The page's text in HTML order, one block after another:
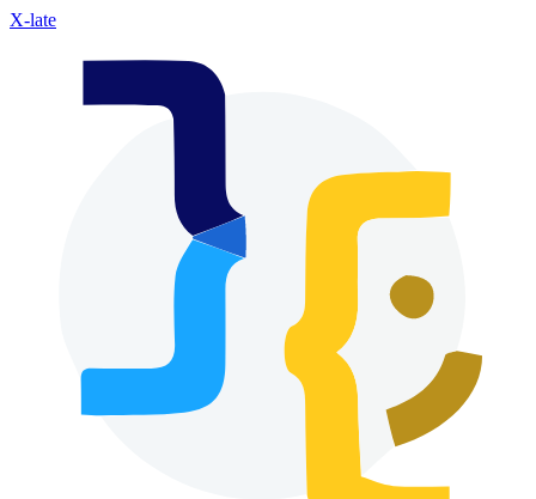
X-late